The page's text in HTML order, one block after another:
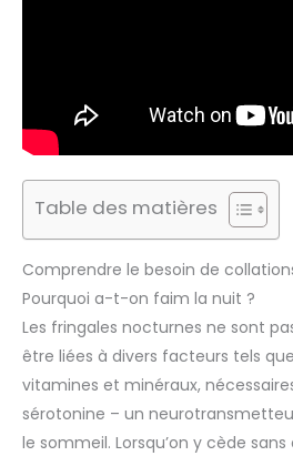
Table des matières
Comprendre le besoin de
Pourquoi a-t-on faim la nuit ?
Les fringales nocturnes ne sont
être liées à divers facteurs tels
vitamines et minéraux,
sérotonine – un
le sommeil. Lorsqu’on y cède